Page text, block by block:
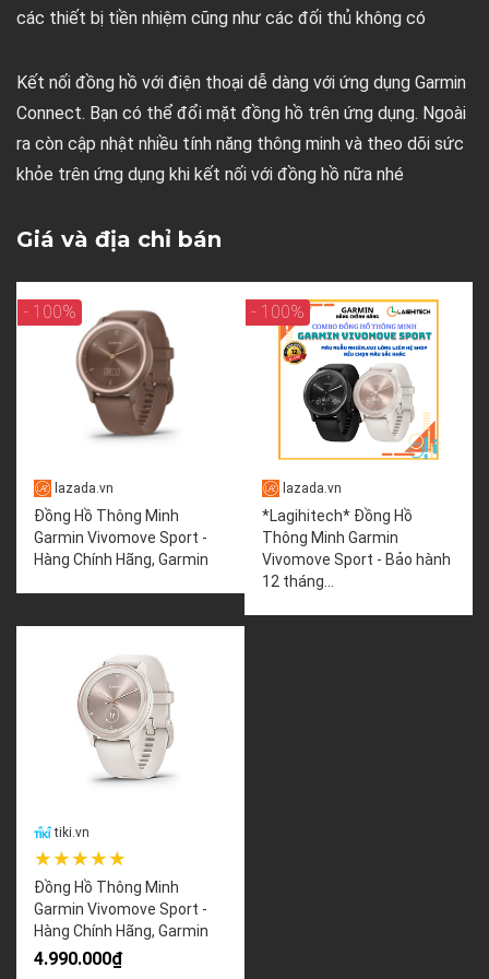
các thiết bị tiền nhiệm cũng như các đối thủ không có
Kết nối đồng hồ với điện thoại dễ dàng với ứng dụng Garmin
Connect. Bạn có thể đổi mặt đồng hồ trên ứng dụng. Ngoài
ra còn cập nhật nhiều tính năng thông minh và theo dõi sức
khỏe trên ứng dụng khi kết nối với đồng hồ nữa nhé
Giá và địa chỉ bán
- 100%
lazada.vn
Đồng Hồ Thông Minh
Garmin Vivomove Sport -
Hàng Chính Hãng, Garmin
- 100%
lazada.vn
*Lagihitech* Đồng Hồ
Thông Minh Garmin
Vivomove Sport - Bảo hành
12 tháng...
tiki.vn
★★★★★
Đồng Hồ Thông Minh
Garmin Vivomove Sport -
Hàng Chính Hãng, Garmin
4.990.000₫